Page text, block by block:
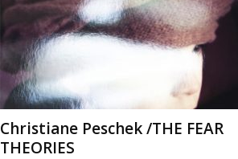
Christiane Peschek /THE FEAR
THEORIES